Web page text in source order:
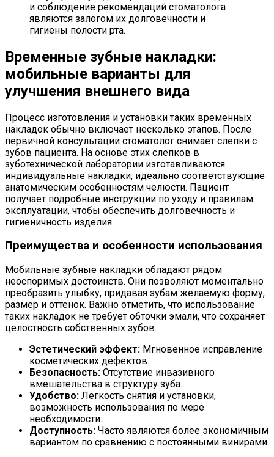
и соблюдение рекомендаций стоматолога
являются залогом их долговечности и
гигиены полости рта.
Временные зубные накладки:
мобильные варианты для
улучшения внешнего вида
Процесс изготовления и установки таких временных
накладок обычно включает несколько этапов. После
первичной консультации стоматолог снимает слепки с
зубов пациента. На основе этих слепков в
зуботехнической лаборатории изготавливаются
индивидуальные накладки, идеально соответствующие
анатомическим особенностям челюсти. Пациент
получает подробные инструкции по уходу и правилам
эксплуатации, чтобы обеспечить долговечность и
гигиеничность изделия.
Преимущества и особенности использования
Мобильные зубные накладки обладают рядом
неоспоримых достоинств. Они позволяют моментально
преобразить улыбку, придавая зубам желаемую форму,
размер и оттенок. Важно отметить, что использование
таких накладок не требует обточки эмали, что сохраняет
целостность собственных зубов.
Эстетический эффект: Мгновенное исправление
косметических дефектов.
Безопасность: Отсутствие инвазивного
вмешательства в структуру зуба.
Удобство: Легкость снятия и установки,
возможность использования по мере
необходимости.
Доступность: Часто являются более экономичным
вариантом по сравнению с постоянными винирами.